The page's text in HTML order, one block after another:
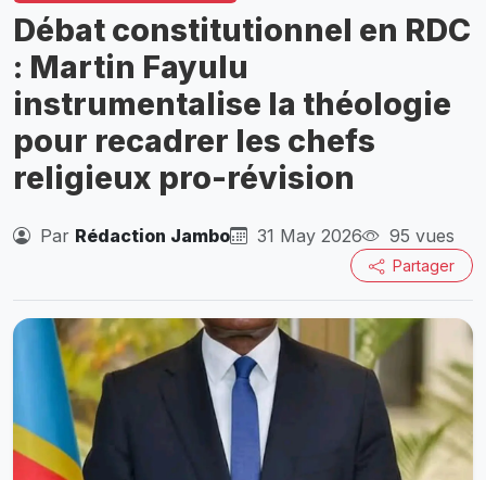
Débat constitutionnel en RDC
: Martin Fayulu
instrumentalise la théologie
pour recadrer les chefs
religieux pro-révision
Par Rédaction Jambo 31 May 2026 95 vues
Partager